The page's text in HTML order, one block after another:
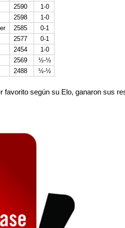
2590
1-0
2598
1-0
2585
0-1
2577
0-1
2454
1-0
2569
½-½
2488 ½-½
según su Elo, ganaron sus